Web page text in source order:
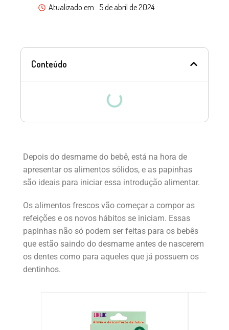
Atualizado em: 5 de abril de 2024
Conteúdo
Depois do desmame do bebê, está na hora de
apresentar os alimentos sólidos, e as papinhas
são ideais para iniciar essa introdução alimentar.
Os alimentos frescos vão começar a compor as
refeições e os novos hábitos se iniciam. Essas
papinhas não só podem ser feitas para os bebês
que estão saindo do desmame antes de nascerem
os dentes como para aqueles que já possuem os
dentinhos.